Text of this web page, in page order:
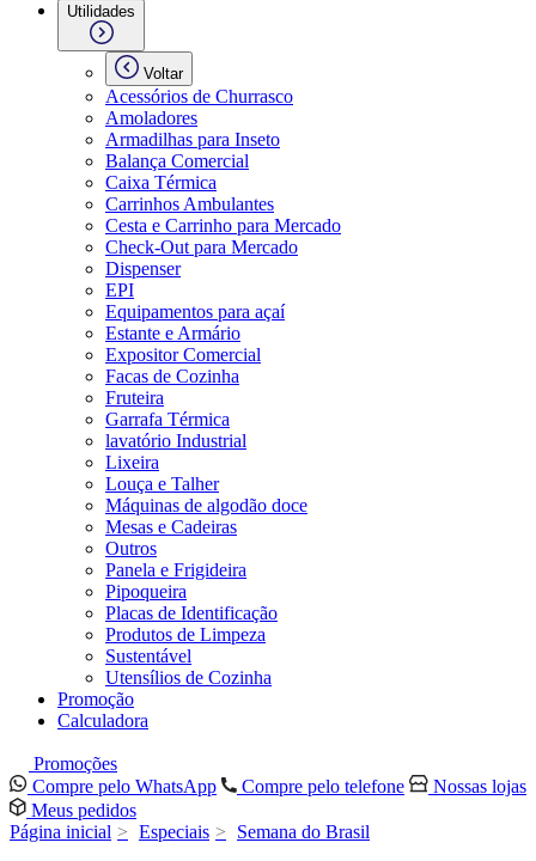
Utilidades
Voltar
Acessórios de Churrasco
Amoladores
Armadilhas para Inseto
Balança Comercial
Caixa Térmica
Carrinhos Ambulantes
Cesta e Carrinho para Mercado
Check-Out para Mercado
Dispenser
EPI
Equipamentos para açaí
Estante e Armário
Expositor Comercial
Facas de Cozinha
Fruteira
Garrafa Térmica
lavatório Industrial
Lixeira
Louça e Talher
Máquinas de algodão doce
Mesas e Cadeiras
Outros
Panela e Frigideira
Pipoqueira
Placas de Identificação
Produtos de Limpeza
Sustentável
Utensílios de Cozinha
Promoção
Calculadora
Promoções
Compre pelo WhatsApp
Compre pelo telefone
Nossas lojas
Meus pedidos
Página inicial Especiais Semana do Brasil